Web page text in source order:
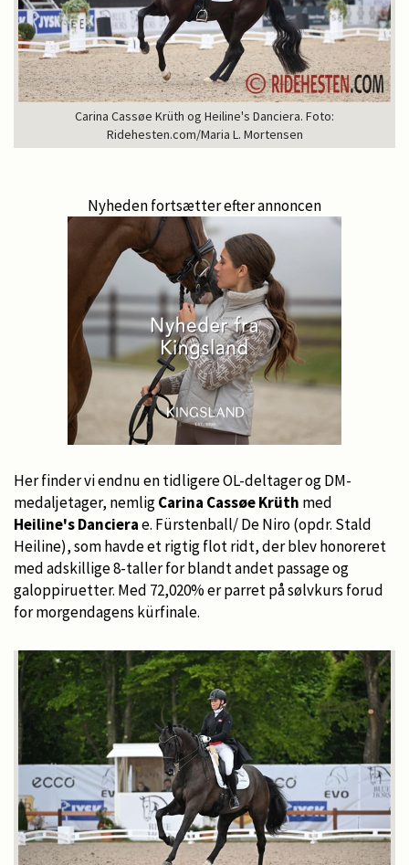
Carina Cassøe Krüth og Heiline's Danciera. Foto:
Ridehesten.com/Maria L. Mortensen
Nyheden fortsætter efter annoncen
Her finder vi endnu en tidligere OL-deltager og DM-
medaljetager, nemligCarina Cassøe Krüth med
Heiline's Dancierae. Fürstenball/ De Niro (opdr. Stald
Heiline), som havde et rigtig flot ridt, der blev honoreret
med adskillige 8-taller for blandt andet passage og
galoppiruetter. Med 72,020% er parret på sølvkurs forud
for morgendagens kürfinale.